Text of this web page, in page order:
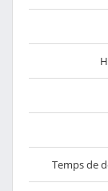
Temps de